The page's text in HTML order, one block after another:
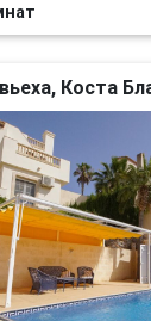
Коста